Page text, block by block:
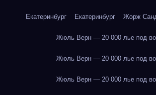
Екатеринбург Екатеринбург Жорж
Жюль Верн — 20 000 лье под
Жюль Верн — 20 000 лье под
Жюль Верн — 20 000 лье под